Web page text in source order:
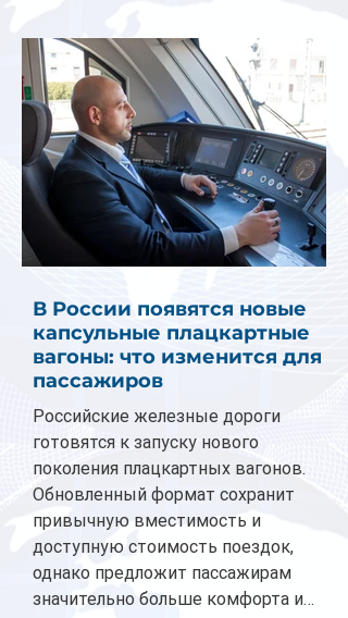
В России появятся новые
капсульные плацкартные
вагоны: что изменится для
пассажиров
Российские железные дороги
готовятся к запуску нового
поколения плацкартных вагонов.
Обновленный формат сохранит
привычную вместимость и
доступную стоимость поездок,
однако предложит пассажирам
значительно больше комфорта и